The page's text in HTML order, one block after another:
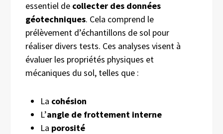
essentiel de collecter des données
géotechniques. Cela comprend le
prélèvement d’échantillons de sol pour
réaliser divers tests. Ces analyses visent à
évaluer les propriétés physiques et
mécaniques du sol, telles que :
La cohésion
L’angle de frottement interne
La porosité